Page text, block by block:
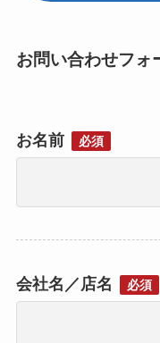
お問い合わせフォ
お名前 必須
会社名／店名 必須